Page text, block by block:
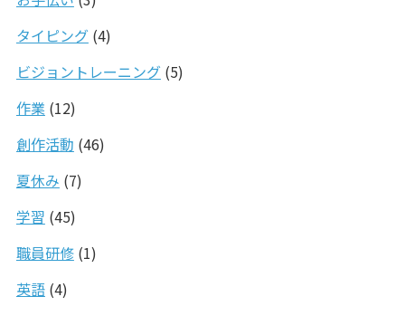
タイピング(4)
ビジョントレーニング(5)
作業(12)
創作活動 (46)
夏休み (7)
学習 (45)
職員研修(1)
英語(4)